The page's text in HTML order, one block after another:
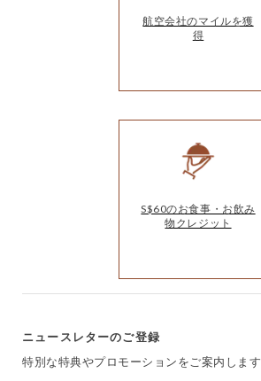
航空会社のマイルを獲
得
S$60のお食事・お飲み
物クレジット
ニュースレターのご登録
特別な特典やプロモーションをご案内します